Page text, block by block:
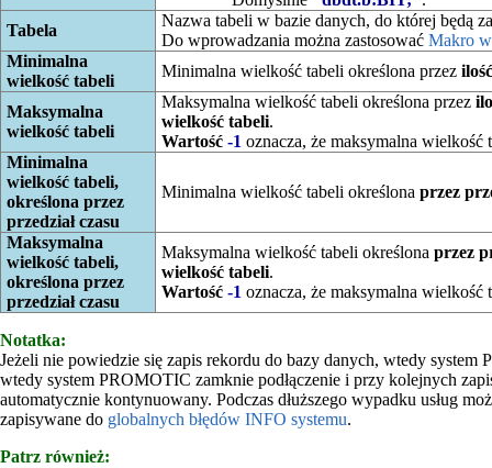
Tabela
Nazwa tabeli w bazie danych, do której będą
Do wprowadzania można zastosować Makro
Minimalna
wielkość tabeli
Minimalna wielkość tabeli określona przez
Maksymalna
wielkość tabeli
Maksymalna wielkość tabeli określona przez
wielkość tabeli.
Wartość -1 oznacza, że maksymalna
Minimalna
wielkość tabeli,
określona przez
przedział czasu
Minimalna wielkość tabeli określona przez
Maksymalna
wielkość tabeli,
określona przez
przedział czasu
Maksymalna wielkość tabeli określona przez
wielkość tabeli.
Wartość -1 oznacza, że maksymalna wielkość
Notatka:
Jeżeli nie powiedzie się zapis rekordu do bazy danych, wtedy
wtedy system PROMOTIC zamknie podłączenie i przy kolejnych
automatycznie kontynuowany. Podczas dłuższego wypadku usług
zapisywane do globalnych błędów INFO systemu.
Patrz również: